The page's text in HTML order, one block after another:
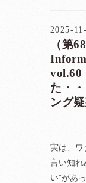
2025-
（第
た・
ング
実は、ワ
言い知れ
い”があっ